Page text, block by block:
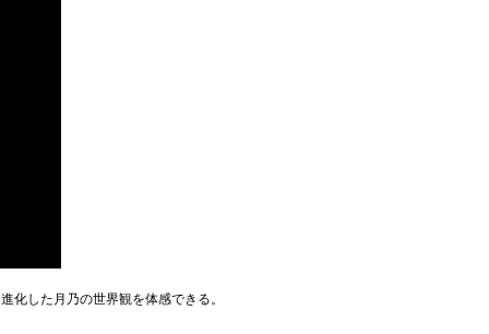
化した月乃の世界観を体感できる。